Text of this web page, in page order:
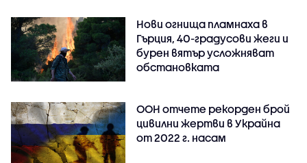
Нови огнища пламнаха в
Гърция, 40-градусови жеги и
бурен вятър усложняват
обстановката
ООН отчете рекорден брой
цивилни жертви в Украйна
от 2022 г. насам